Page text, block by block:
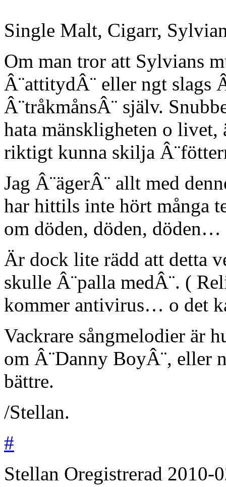
Single Malt, Cigarr,
Om man tror att Sylvians
Â¨attitydÂ¨ eller ngt slags
Â¨tråkmånsÂ¨ själv.
hata mänskligheten o
riktigt kunna skilja
Jag Â¨ägerÂ¨ allt med
har hittils inte hört många
om döden, döden,
Är dock lite rädd att detta
skulle Â¨palla medÂ¨. (
kommer antivirus… o det
Vackrare sångmelodier är
om Â¨Danny BoyÂ¨, eller
bättre.
/Stellan.
#
Stellan Oregistrerad 2010-